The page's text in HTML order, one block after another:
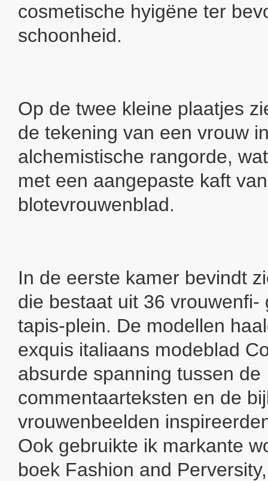
cosmetische hyigëne ter
schoonheid.
Op de twee kleine plaatjes
de tekening van een vrouw
alchemistische rangorde,
met een aangepaste kaft
blotevrouwenblad.
In de eerste kamer bevindt
die bestaat uit 36 vrouwenfi-
tapis-plein. De modellen
exquis italiaans modeblad
absurde spanning tussen de
commentaarteksten en de
vrouwenbeelden
Ook gebruikte ik markante
boek Fashion and